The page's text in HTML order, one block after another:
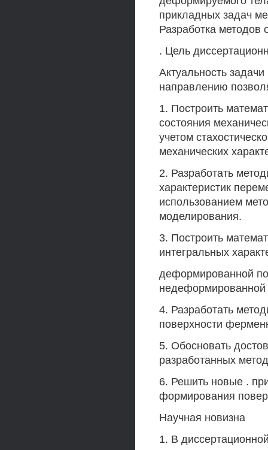
прикладных задач
Разработка
. Цель
Актуальность
направлению
1. Построить
состояния
учетом
механических
2. Разработать
характеристик
использованием
моделирования.
3. Построить
интегральных
деформированной
недеформированной
4. Разработать
поверхности
5. Обосновать
разработанных
6. Решить новые .
формирования
Научная новизна
1. В